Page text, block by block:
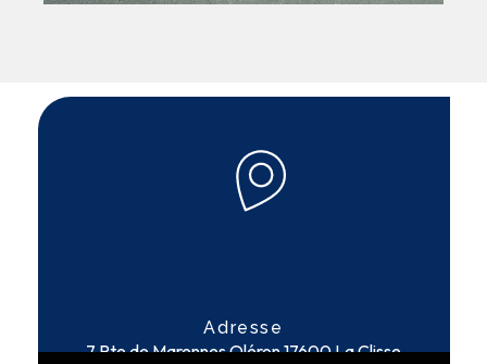
Adresse
7 Rte de Marennes Oléron17600 La Clisse